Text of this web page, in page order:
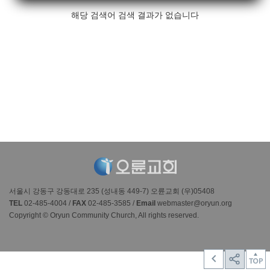
해당 검색어 검색 결과가 없습니다
서울시 강동구 강동대로 235 (성내동 449-7) 오륜교회 (우)05408
TEL 02-485-4004 / FAX 02-485-3585 / Email webmaster@oryun.org
Copyright © Oryun Community Church, All rights reserved.